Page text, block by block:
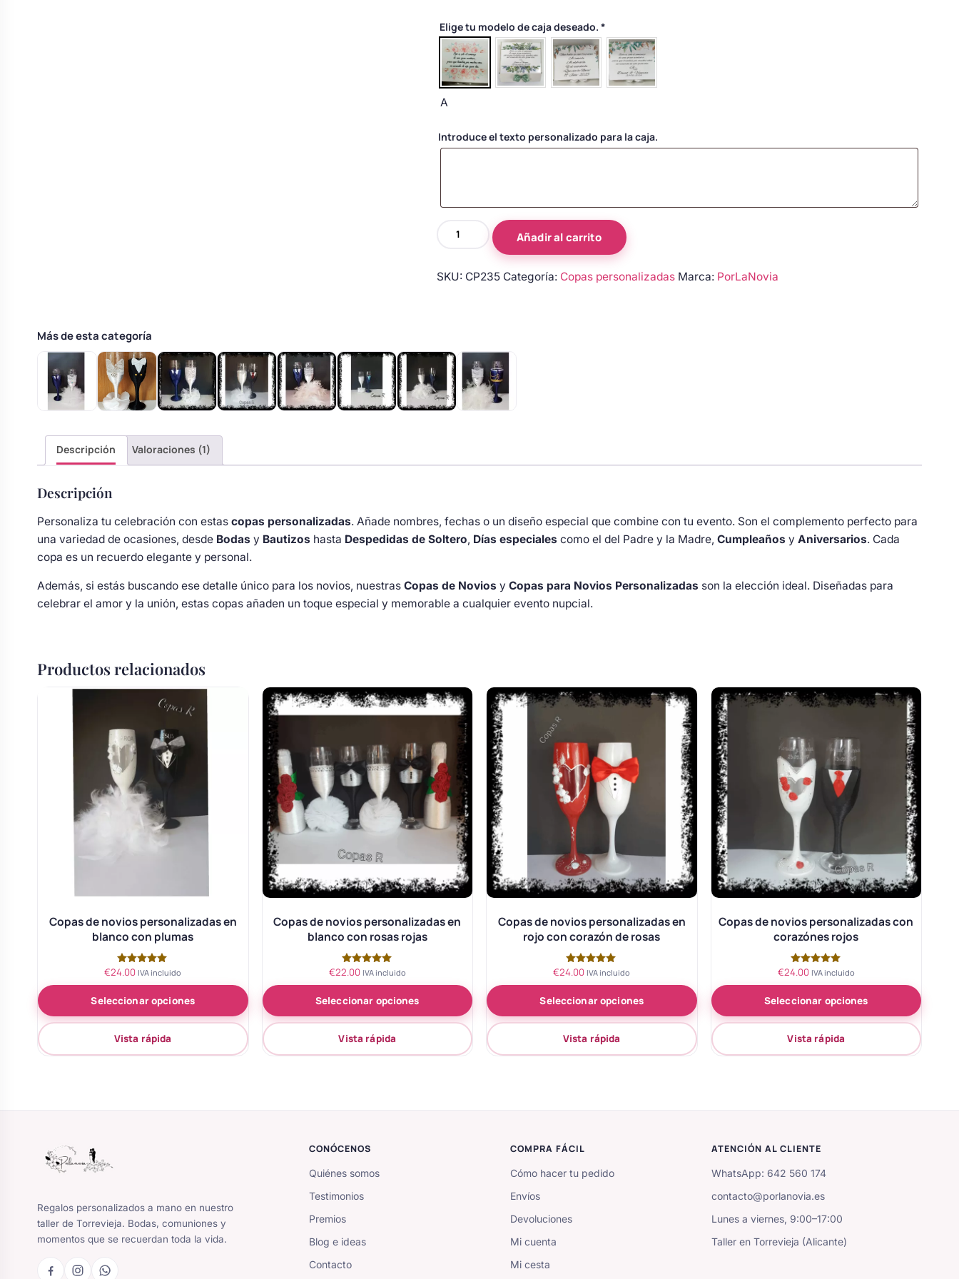
bebé boda
floral coche
Elige tu modelo de caja deseado. *
A
Introduce el texto personalizado para la caja.
Copas
personalizadas
tul
plata
cantidad
Añadir al carrito
SKU: CP235 Categoría: Copas personalizadas Marca: PorLaNovia
Más de esta categoría
Descripción Valoraciones (1)
Descripción
Personaliza tu celebración con estas copas personalizadas. Añade nombres, fechas o un diseño especial que combine con tu evento. Son el complemento perfecto para
una variedad de ocasiones, desde Bodas y Bautizos hasta Despedidas de Soltero, Días especiales como el del Padre y la Madre, Cumpleaños y Aniversarios. Cada
copa es un recuerdo elegante y personal.
Además, si estás buscando ese detalle único para los novios, nuestras Copas de Novios y Copas para Novios Personalizadas son la elección ideal. Diseñadas para
celebrar el amor y la unión, estas copas añaden un toque especial y memorable a cualquier evento nupcial.
Productos relacionados
Copas de novios personalizadas en
blanco con plumas
Valorado
de 5
€24.00 IVA incluido
Seleccionar opciones
Vista rápida
Copas de novios personalizadas en
blanco con rosas rojas
Valorado
de 5
€22.00 IVA incluido
Seleccionar opciones
Vista rápida
Copas de novios personalizadas en
rojo con corazón de rosas
Valorado
de 5
€24.00 IVA incluido
Seleccionar opciones
Vista rápida
Copas de novios personalizadas con
corazónes rojos
Valorado
de 5
€24.00 IVA incluido
Seleccionar opciones
Vista rápida
Regalos personalizados a mano en nuestro
taller de Torrevieja. Bodas, comuniones y
momentos que se recuerdan toda la vida.
CONÓCENOS
Quiénes somos
Testimonios
Premios
Blog e ideas
Contacto
COMPRA FÁCIL
Cómo hacer tu pedido
Envíos
Devoluciones
Mi cuenta
Mi cesta
ATENCIÓN AL CLIENTE
WhatsApp: 642 560 174
contacto@porlanovia.es
Lunes a viernes, 9:00–17:00
Taller en Torrevieja (Alicante)